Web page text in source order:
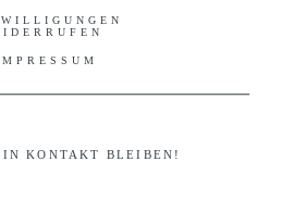
IN KONTAKT BLEIBEN!